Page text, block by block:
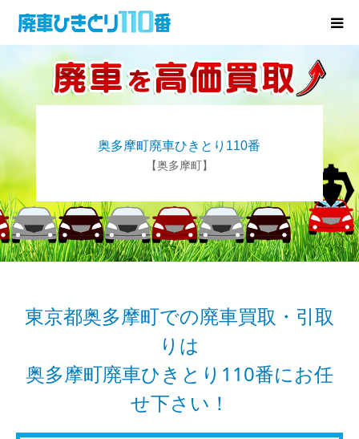
奥多摩町廃車ひきとり110番
【奥多摩町】
東京都奥多摩町での廃車買取・引取
りは
奥多摩町廃車ひきとり110番にお任
せ下さい！
廃車･事故車の買取
お役立ち情報
お知らせ